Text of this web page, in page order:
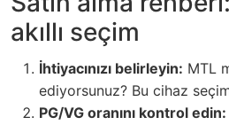
akıllı seçim
İhtiyacınızı belirleyin: MTL
ediyorsunuz? Bu cihaz
PG/VG oranını kontrol edin: